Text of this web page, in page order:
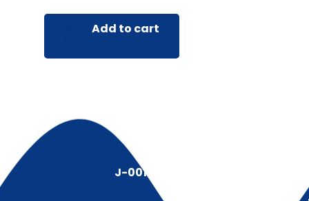
Add to cart
J-00128491-5